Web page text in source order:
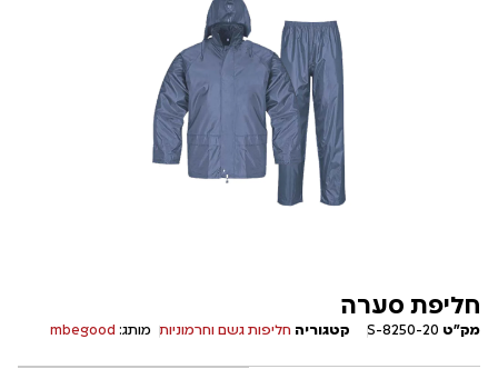
חליפת סערה
מק"ט 8250-20-S קטגוריה חליפות גשם וחרמוניות מותג: mbegood